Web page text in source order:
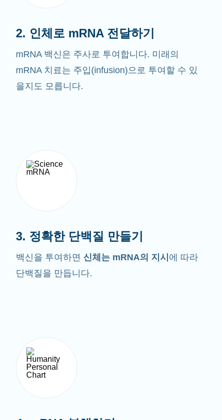
2. 인체로 mRNA 전달하기
mRNA 백신은 주사로 투여합니다. 미래의
mRNA 치료는 주입(infusion)으로 투여할 수 있
을지도 모릅니다.
3. 정확한 단백질 만들기
백신을 투여하면 신체는 mRNA의 지시 에 따라
단백질을 만듭니다.